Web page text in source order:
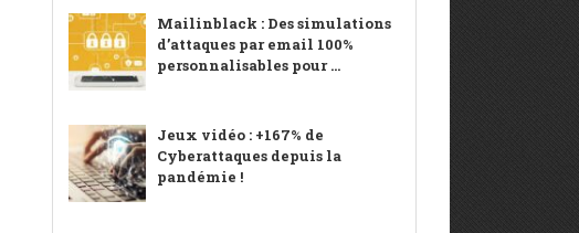
Mailinblack : Des simulations
d’attaques par email 100%
personnalisables pour ...
Jeux vidéo : +167% de
Cyberattaques depuis la
pandémie !